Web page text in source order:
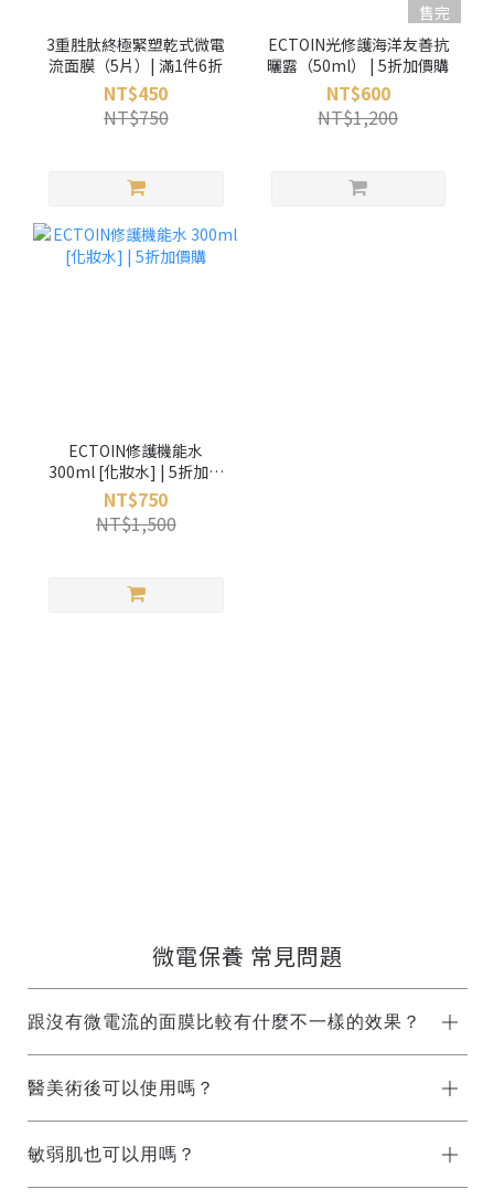
3重胜肽終極緊塑乾式微電
流面膜（5片）| 滿1件6折
NT$450
NT$750
售完
ECTOIN光修護海洋友善抗
曬露（50ml） | 5折加價購
NT$600
NT$1,200
ECTOIN修護機能水
300ml [化妝水] | 5折加價
購
NT$750
NT$1,500
微電保養 常見問題
跟沒有微電流的面膜比較有什麼不一樣的效果？
醫美術後可以使用嗎？
敏弱肌也可以用嗎？